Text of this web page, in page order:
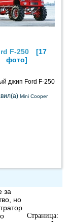
F-250
[17
фото]
джип Ford F-250
Mini Cooper
за
но
Страница: